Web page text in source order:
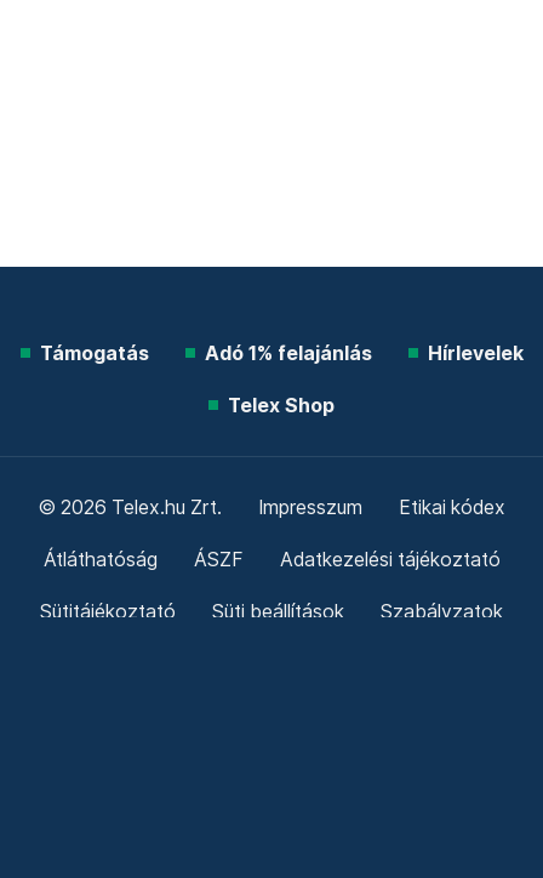
Támogatás Adó 1% felajánlás Hírlevelek
Telex Shop
© 2026 Telex.hu Zrt. Impresszum Etikai kódex
Átláthatóság ÁSZF Adatkezelési tájékoztató
Sütitájékoztató Süti beállítások Szabályzatok